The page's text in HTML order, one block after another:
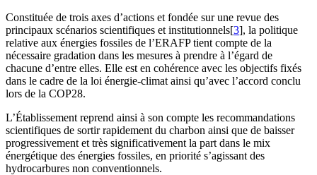
Constituée de trois axes d’actions et fondée sur une revue des
principaux scénarios scientifiques et institutionnels[3], la politique
relative aux énergies fossiles de l’ERAFP tient compte de la
nécessaire gradation dans les mesures à prendre à l’égard de
chacune d’entre elles. Elle est en cohérence avec les objectifs fixés
dans le cadre de la loi énergie-climat ainsi qu’avec l’accord conclu
lors de la COP28.
L’Établissement reprend ainsi à son compte les recommandations
scientifiques de sortir rapidement du charbon ainsi que de baisser
progressivement et très significativement la part dans le mix
énergétique des énergies fossiles, en priorité s’agissant des
hydrocarbures non conventionnels.